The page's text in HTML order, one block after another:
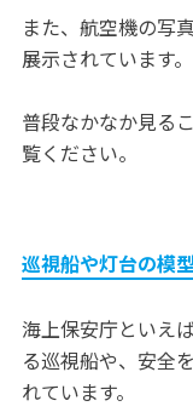
また、航空機の写
展示されています。
普段なかなか見る
覧ください。
巡視船や灯台の模
海上保安庁といえ
る巡視船や、安全
れています。